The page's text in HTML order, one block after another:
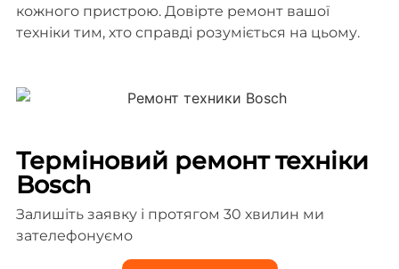
кожного пристрою. Довірте ремонт вашої
техніки тим, хто справді розуміється на цьому.
Терміновий ремонт техніки
Bosch
Залишіть заявку і протягом 30 хвилин ми
зателефонуємо